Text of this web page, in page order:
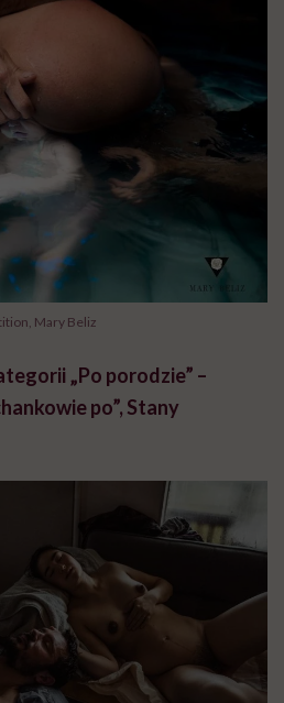
Mary Beliz
„Po porodzie” –
po”, Stany